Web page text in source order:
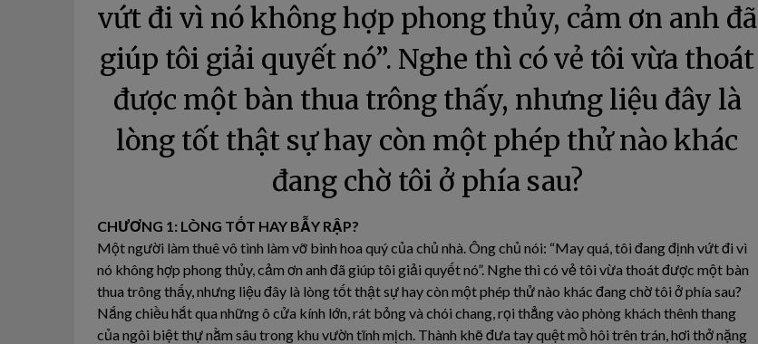
vứt đi vì nó không hợp phong thủy, cảm ơn anh đã
giúp tôi giải quyết nó”. Nghe thì có vẻ tôi vừa thoát
được một bàn thua trông thấy, nhưng liệu đây là
lòng tốt thật sự hay còn một phép thử nào khác
đang chờ tôi ở phía sau?
CHƯƠNG 1: LÒNG TỐT HAY BẪY RẬP?
Một người làm thuê vô tình làm vỡ bình hoa quý của chủ nhà. Ông chủ nói: “May quá, tôi đang định vứt đi vì
nó không hợp phong thủy, cảm ơn anh đã giúp tôi giải quyết nó”. Nghe thì có vẻ tôi vừa thoát được một bàn
thua trông thấy, nhưng liệu đây là lòng tốt thật sự hay còn một phép thử nào khác đang chờ tôi ở phía sau?
Nắng chiều hắt qua những ô cửa kính lớn, rát bỏng và chói chang, rọi thẳng vào phòng khách thênh thang
của ngôi biệt thự nằm sâu trong khu vườn tĩnh mịch. Thành khẽ đưa tay quệt mồ hôi trên trán, hơi thở nặng